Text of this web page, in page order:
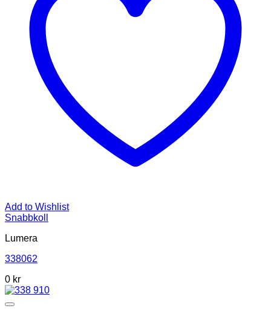
Add to Wishlist
Snabbkoll
Lumera
338062
0 kr